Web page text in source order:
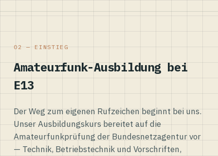
02 — EINSTIEG
Amateurfunk-Ausbildung bei
E13
Der Weg zum eigenen Rufzeichen beginnt bei uns.
Unser Ausbildungskurs bereitet auf die
Amateurfunkprüfung der Bundesnetzagentur vor
— Technik, Betriebstechnik und Vorschriften,